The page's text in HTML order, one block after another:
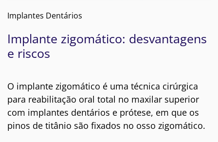
Implantes Dentários
Implante zigomático: desvantagens
e riscos
O implante zigomático é uma técnica cirúrgica
para reabilitação oral total no maxilar superior
com implantes dentários e prótese, em que os
pinos de titânio são fixados no osso zigomático.